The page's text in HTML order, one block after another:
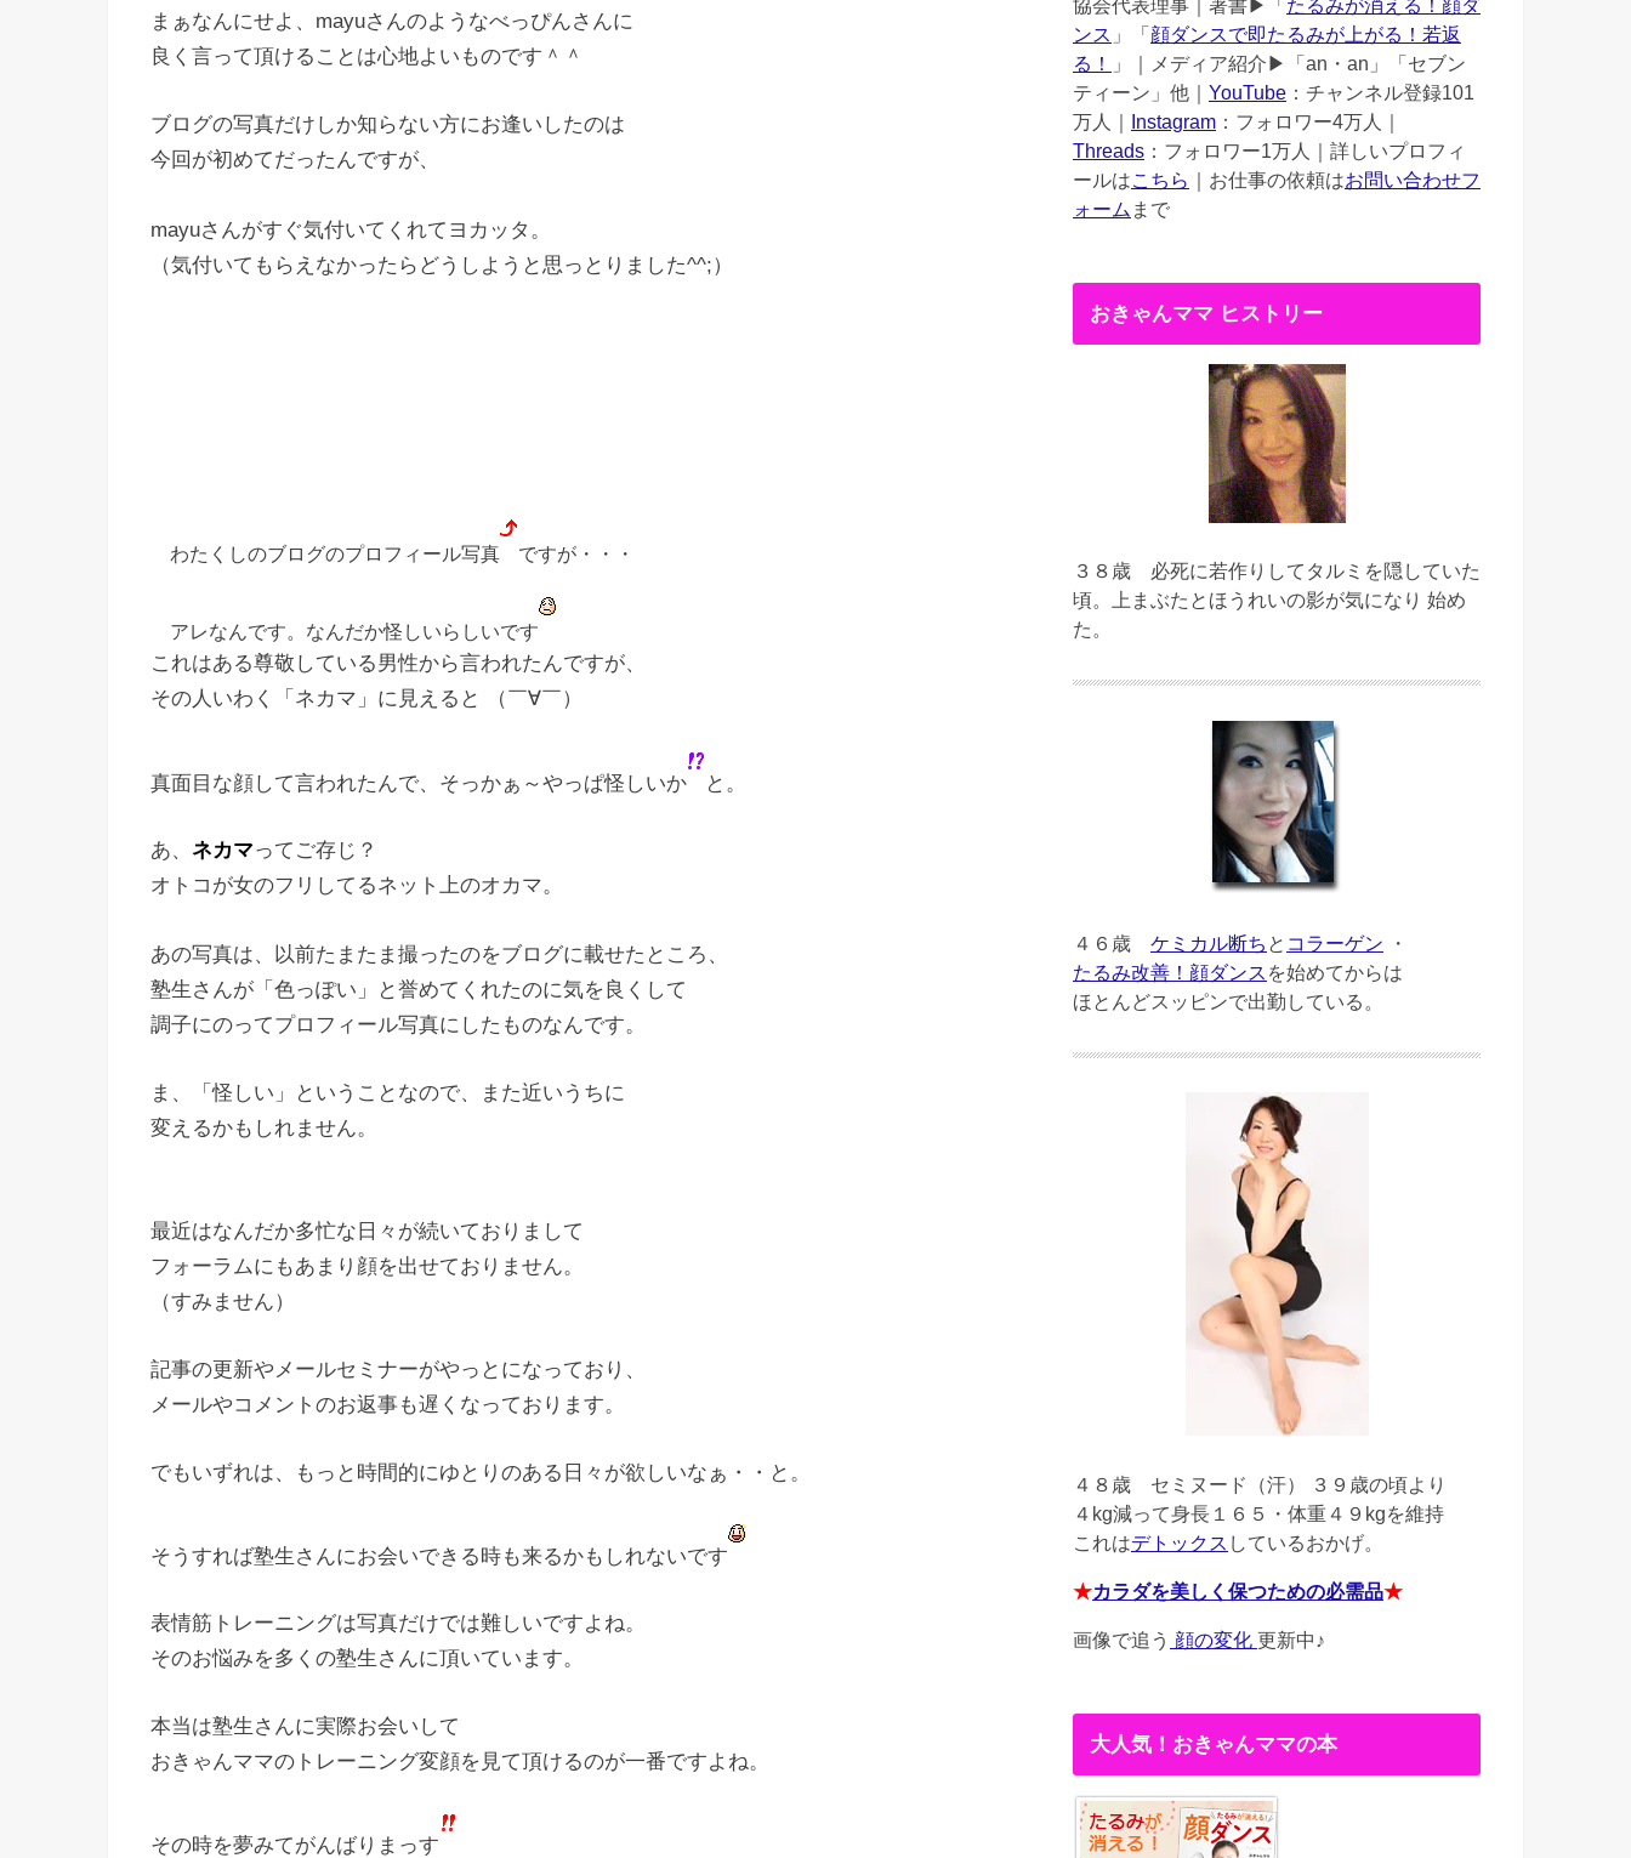
まぁなんにせよ、mayuさんのようなべっぴんさんに
良く言って頂けることは心地よいものです＾＾
ブログの写真だけしか知らない方にお逢いしたのは
今回が初めてだったんですが、
mayuさんがすぐ気付いてくれてヨカッタ。
（気付いてもらえなかったらどうしようと思っとりました^^;）
わたくしのブログのプロフィール写真 ですが・・・
アレなんです。なんだか怪しいらしいです
これはある尊敬している男性から言われたんですが、
その人いわく「ネカマ」に見えると （￣∀￣）
真面目な顔して言われたんで、そっかぁ～やっぱ怪しいか と。
あ、 ネカマってご存じ？
オトコが女のフリしてるネット上のオカマ。
あの写真は、以前たまたま撮ったのをブログに載せたところ、
塾生さんが「色っぽい」と誉めてくれたのに気を良くして
調子にのってプロフィール写真にしたものなんです。
ま、「怪しい」ということなので、また近いうちに
変えるかもしれません。
最近はなんだか多忙な日々が続いておりまして
フォーラムにもあまり顔を出せておりません。
（すみません）
記事の更新やメールセミナーがやっとになっており、
メールやコメントのお返事も遅くなっております。
でもいずれは、もっと時間的にゆとりのある日々が欲しいなぁ・・と。
そうすれば塾生さんにお会いできる時も来るかもしれないです
表情筋トレーニングは写真だけでは難しいですよね。
そのお悩みを多くの塾生さんに頂いています。
本当は塾生さんに実際お会いして
おきゃんママのトレーニング変顔を見て頂けるのが一番ですよね。
その時を夢みてがんばりまっす
協会代表理事｜著書▶︎「 たるみが消える！顔ダ
ンス 」「 顔ダンスで即たるみが上がる！若返
る！
」｜メディア紹介▶︎「an・an」「セブン
ティーン」他｜ YouTube ：チャンネル登録101
万人｜
Instagram ：フォロワー4万人｜
Threads ：フォロワー1万人｜詳しいプロフィ
ールはこちら ｜お仕事の依頼はお問い合わせフ
ォーム まで
おきゃんママ ヒストリー
３８歳 必死に若作りしてタルミを隠していた
頃。上まぶたとほうれいの影が気になり 始め
た。
４６歳 ケミカル断ち と コラーゲン ・
たるみ改善！顔ダンス を始めてからは
ほとんどスッピンで出勤している。
４８歳 セミヌード（汗） ３９歳の頃より
４kg減って身長１６５・体重４９kgを維持
これはデトックス しているおかげ。
★カラダを美しく保つための必需品★
画像で追う 顔の変化 更新中♪
大人気！おきゃんママの本